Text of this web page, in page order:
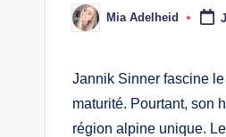
Posted
by
Mia Adelheid
Jannik Sinner fascine
maturité. Pourtant, son
région alpine unique.